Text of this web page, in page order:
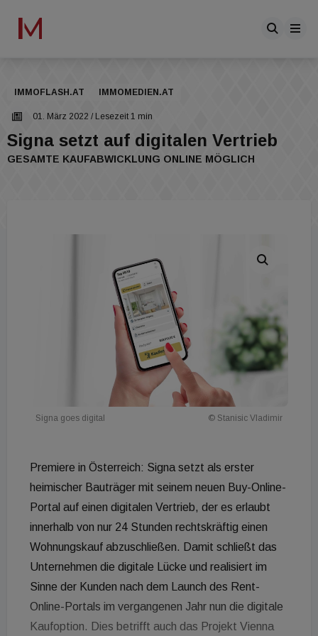
IMMOFLASH.AT IMMOMEDIEN.AT
01. März 2022 / Lesezeit 1 min
Signa setzt auf digitalen Vertrieb
GESAMTE KAUFABWICKLUNG ONLINE MÖGLICH
Signa goes digital © Stanisic Vladimir
Premiere in Österreich: Signa setzt als erster
heimischer Bauträger mit seinem neuen Buy-Online-
Portal auf einen digitalen Vertrieb, der es erlaubt
innerhalb von nur 24 Stunden rechtskräftig einen
Wohnungskauf abzuschließen. Damit schließt das
Unternehmen die digitale Lücke und realisiert im
Sinne der Kunden nach dem Launch des Rent-
Online-Portals im vergangenen Jahr nun die digitale
Kaufoption. Dies betrifft auch das Projekt Vienna